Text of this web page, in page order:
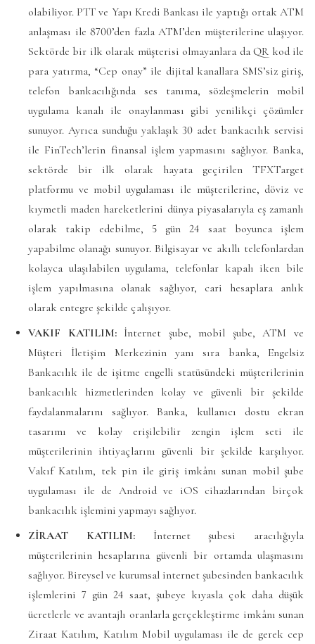
olabiliyor. PTT ve Yapı Kredi Bankası ile yaptığı ortak ATM
anlaşması ile 8700’den fazla ATM’den müşterilerine ulaşıyor.
Sektörde bir ilk olarak müşterisi olmayanlara da QR kod ile
para yatırma, “Cep onay” ile dijital kanallara SMS’siz giriş,
telefon bankacılığında ses tanıma, sözleşmelerin mobil
uygulama kanalı ile onaylanması gibi yenilikçi çözümler
sunuyor. Ayrıca sunduğu yaklaşık 30 adet bankacılık servisi
ile FinTech’lerin finansal işlem yapmasını sağlıyor. Banka,
sektörde bir ilk olarak hayata geçirilen TFXTarget
platformu ve mobil uygulaması ile müşterilerine, döviz ve
kıymetli maden hareketlerini dünya piyasalarıyla eş zamanlı
olarak takip edebilme, 5 gün 24 saat boyunca işlem
yapabilme olanağı sunuyor. Bilgisayar ve akıllı telefonlardan
kolayca ulaşılabilen uygulama, telefonlar kapalı iken bile
işlem yapılmasına olanak sağlıyor, cari hesaplara anlık
olarak entegre şekilde çalışıyor.
VAKIF KATILIM:İnternet şube, mobil şube, ATM ve
Müşteri İletişim Merkezinin yanı sıra banka, Engelsiz
Bankacılık ile de işitme engelli statüsündeki müşterilerinin
bankacılık hizmetlerinden kolay ve güvenli bir şekilde
faydalanmalarını sağlıyor. Banka, kullanıcı dostu ekran
tasarımı ve kolay erişilebilir zengin işlem seti ile
müşterilerinin ihtiyaçlarını güvenli bir şekilde karşılıyor.
Vakıf Katılım, tek pin ile giriş imkânı sunan mobil şube
uygulaması ile de Android ve iOS cihazlarından birçok
bankacılık işlemini yapmayı sağlıyor.
ZİRAAT KATILIM: İnternet şubesi aracılığıyla
müşterilerinin hesaplarına güvenli bir ortamda ulaşmasını
sağlıyor. Bireysel ve kurumsal internet şubesinden bankacılık
işlemlerini 7 gün 24 saat, şubeye kıyasla çok daha düşük
ücretlerle ve avantajlı oranlarla gerçekleştirme imkânı sunan
Ziraat Katılım, Katılım Mobil uygulaması ile de gerek cep